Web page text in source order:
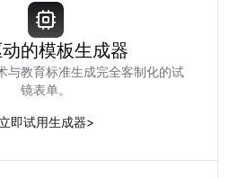
的模板生成器
与教育标准生成完全客制化的试
镜表单。
立即试用生成器>